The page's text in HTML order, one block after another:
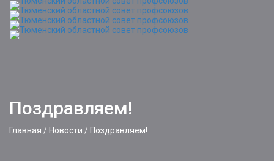
Поздравляем!
Главная / Новости / Поздравляем!